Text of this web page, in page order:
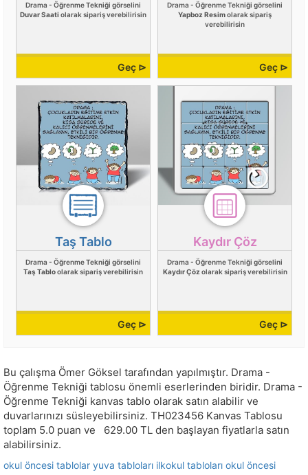
Drama - Öğrenme Tekniği görselini
Duvar Saati olarak sipariş verebilirisin
Geç ⊳
Drama - Öğrenme Tekniği görselini
Yapboz Resimolarak sipariş
verebilirisin
Geç ⊳
Taş Tablo
Drama - Öğrenme Tekniği görselini
Taş Tabloolarak sipariş verebilirisin
Geç ⊳
Kaydır Çöz
Drama - Öğrenme Tekniği görselini
Kaydır Çöz olarak sipariş verebilirisin
Geç ⊳
Bu çalışma Ömer Göksel tarafından yapılmıştır. Drama -
Öğrenme Tekniği tablosu önemli eserlerinden biridir. Drama -
Öğrenme Tekniği kanvas tablo olarak satın alabilir ve
duvarlarınızı süsleyebilirsiniz. TH023456 Kanvas Tablosu
toplam 5.0 puan ve 629.00 TL den başlayan fiyatlarla satın
alabilirsiniz.
okul öncesi tablolar yuva tabloları ilkokul tabloları okul öncesi